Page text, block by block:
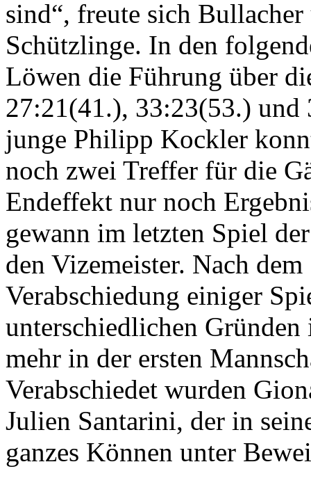
sind“, freute sich
Schützlinge. In den
Löwen die Führung über
27:21(41.), 33:23(53.) und
junge Philipp Kockler
noch zwei Treffer für die
Endeffekt nur noch
gewann im letzten Spiel
den Vizemeister. Nach
Verabschiedung einiger
unterschiedlichen
mehr in der ersten
Verabschiedet wurden
Julien Santarini, der in
ganzes Können unter